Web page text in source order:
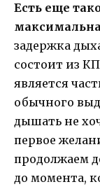
Есть еще
задержка
состоит из
является
обычного
дышать не
первое
продолжаем
до момента,